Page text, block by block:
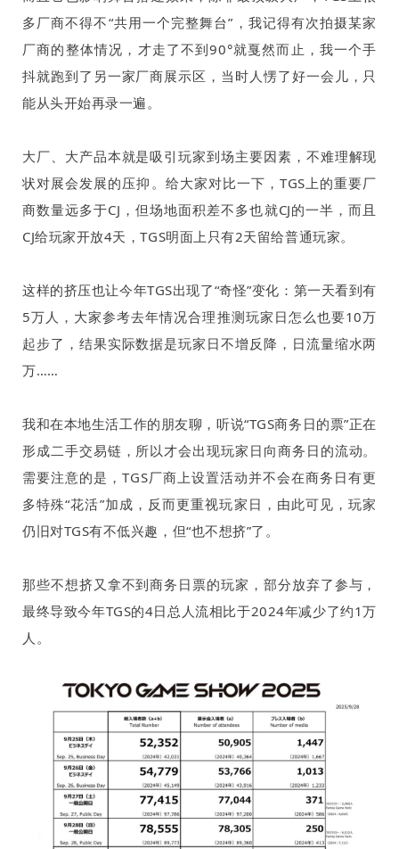
多厂商不得不“共用一个完整舞台”，我记得有次拍摄某家
厂商的整体情况，才走了不到90°就戛然而止，我一个手
抖就跑到了另一家厂商展示区，当时人愣了好一会儿，只
能从头开始再录一遍。
大厂、大产品本就是吸引玩家到场主要因素，不难理解现
状对展会发展的压抑。给大家对比一下，TGS上的重要厂
商数量远多于CJ ，但场地面积差不多也就CJ的一半，而且
CJ给玩家开放4天，TGS明面上只有2天留给普通玩家。
这样的挤压也让今年TGS出现了“奇怪”变化：第一天看到有
5万人，大家参考去年情况合理推测玩家日怎么也要10万
起步了，结果实际数据是玩家日不增反降，日流量缩水两
万……
我和在本地生活工作的朋友聊，听说“TGS商务日的票”正在
形成二手交易链，所以才会出现玩家日向商务日的流动。
需要注意的是，TGS厂商上设置活动并不会在商务日有更
多特殊“花活”加成，反而更重视玩家日，由此可见，玩家
仍旧对TGS有不低兴趣，但“也不想挤”了。
那些不想挤又拿不到商务日票的玩家，部分放弃了参与，
最终导致今年TGS的4日总人流相比于2024年减少了约1万
人。